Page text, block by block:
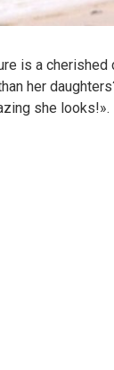
is a cherished
her
she looks!».